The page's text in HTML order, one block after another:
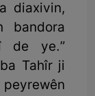
diaxivin,
de ye.”
Tahîr ji